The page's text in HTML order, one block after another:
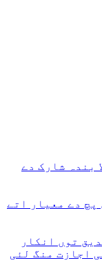
بندہ شارک دے
پچ دے معیار اتے
توں انکار
اجازت منگ لئی